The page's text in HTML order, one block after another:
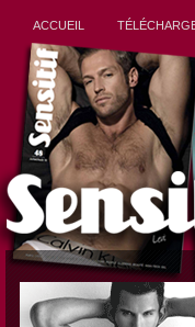
ACCUEIL